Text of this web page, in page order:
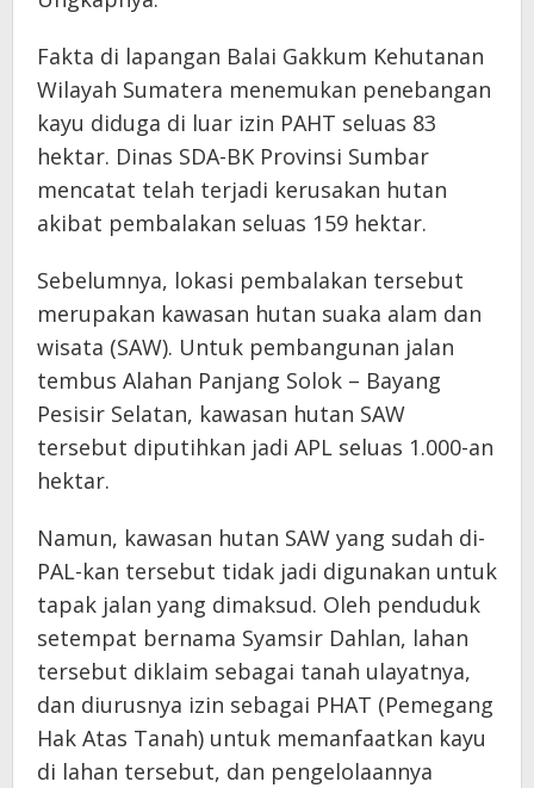
Fakta di lapangan Balai Gakkum Kehutanan
Wilayah Sumatera menemukan penebangan
kayu diduga di luar izin PAHT seluas 83
hektar. Dinas SDA-BK Provinsi Sumbar
mencatat telah terjadi kerusakan hutan
akibat pembalakan seluas 159 hektar.
Sebelumnya, lokasi pembalakan tersebut
merupakan kawasan hutan suaka alam dan
wisata (SAW). Untuk pembangunan jalan
tembus Alahan Panjang Solok – Bayang
Pesisir Selatan, kawasan hutan SAW
tersebut diputihkan jadi APL seluas 1.000-an
hektar.
Namun, kawasan hutan SAW yang sudah di-
PAL-kan tersebut tidak jadi digunakan untuk
tapak jalan yang dimaksud. Oleh penduduk
setempat bernama Syamsir Dahlan, lahan
tersebut diklaim sebagai tanah ulayatnya,
dan diurusnya izin sebagai PHAT (Pemegang
Hak Atas Tanah) untuk memanfaatkan kayu
di lahan tersebut, dan pengelolaannya